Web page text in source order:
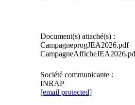
Document(s) attaché(s) :
CampagneprogJEA2026.pdf
Société communicante :
INRAP
[email protected]